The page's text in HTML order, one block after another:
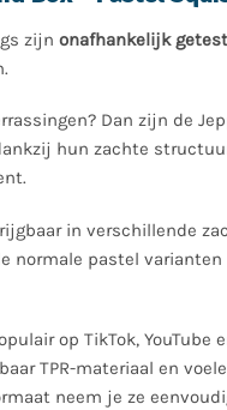
zijn onafhankelijk getest
Dan zijn de
hun zachte
in verschillende
normale pastel
op TikTok,
TPR-materiaal en
neem je ze